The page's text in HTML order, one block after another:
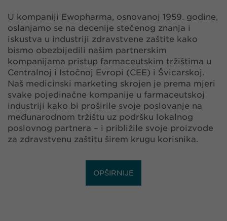
U kompaniji Ewopharma, osnovanoj 1959. godine,
oslanjamo se na decenije stečenog znanja i
iskustva u industriji zdravstvene zaštite kako
bismo obezbijedili našim partnerskim
kompanijama pristup farmaceutskim tržištima u
Centralnoj i Istočnoj Evropi (CEE) i Švicarskoj.
Naš medicinski marketing skrojen je prema mjeri
svake pojedinačne kompanije u farmaceutskoj
industriji kako bi proširile svoje poslovanje na
međunarodnom tržištu uz podršku lokalnog
poslovnog partnera – i približile svoje proizvode
za zdravstvenu zaštitu širem krugu korisnika.
OPŠIRNIJE